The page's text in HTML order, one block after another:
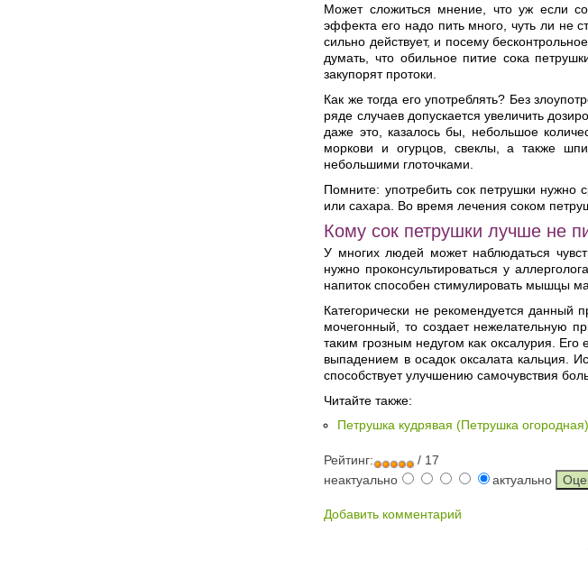
Может сложиться мнение, что уж если
эффекта его надо пить много, чуть ли не
сильно действует, и посему
думать, что обильное питие сока
закупорят протоки.
Как же тогда его употреблять? Без
ряде случаев допускается увеличить
даже это, казалось бы, небольшое
моркови и огурцов, свеклы, а также
небольшими глоточками.
Помните: употребить сок петрушки нужно
или сахара. Во время лечения соком
Кому сок петрушки лучше не
У многих людей может наблюдаться
нужно проконсультироваться у
напиток способен стимулировать мышцы
Категорически не рекомендуется
мочегонный, то создает нежелательную
таким грозным недугом как оксалурия.
выпадением в осадок оксалата кальция.
способствует улучшению самочувствия
Читайте также:
Петрушка кудрявая (Петрушка огородная)
Рейтинг:
/ 17
неактуально
актуально
Добавить комментарий